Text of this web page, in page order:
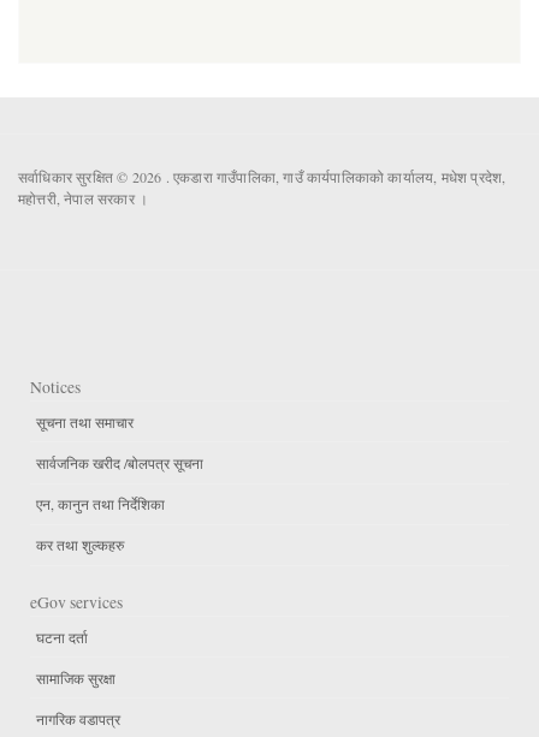
सर्वाधिकार सुरक्षित © 2026 . एकडारा गाउँपालिका, गाउँ कार्यपालिकाको कार्यालय, मधेश प्रदेश,
महोत्तरी, नेपाल सरकार ।
Notices
सूचना तथा समाचार
सार्वजनिक खरीद /बोलपत्र सूचना
एन, कानुन तथा निर्देशिका
कर तथा शुल्कहरु
eGov services
घटना दर्ता
सामाजिक सुरक्षा
नागरिक वडापत्र